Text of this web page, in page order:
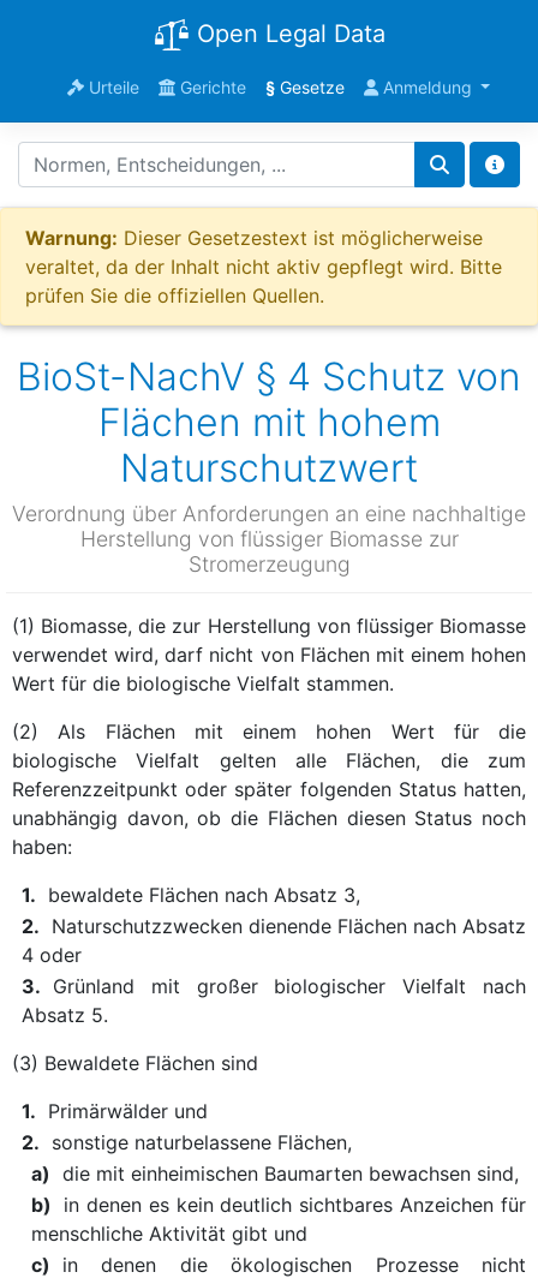
Open Legal Data
Urteile Gerichte §Gesetze Anmeldung
Warnung: Dieser Gesetzestext ist möglicherweise
veraltet, da der Inhalt nicht aktiv gepflegt wird. Bitte
prüfen Sie die offiziellen Quellen.
BioSt-NachV § 4 Schutz von
Flächen mit hohem
Naturschutzwert
Verordnung über Anforderungen an eine nachhaltige
Herstellung von flüssiger Biomasse zur
Stromerzeugung
(1) Biomasse, die zur Herstellung von flüssiger Biomasse
verwendet wird, darf nicht von Flächen mit einem hohen
Wert für die biologische Vielfalt stammen.
(2) Als Flächen mit einem hohen Wert für die
biologische Vielfalt gelten alle Flächen, die zum
Referenzzeitpunkt oder später folgenden Status hatten,
unabhängig davon, ob die Flächen diesen Status noch
haben:
1. bewaldete Flächen nach Absatz 3,
2. Naturschutzzwecken dienende Flächen nach Absatz
4 oder
3. Grünland mit großer biologischer Vielfalt nach
Absatz 5.
(3) Bewaldete Flächen sind
1. Primärwälder und
2. sonstige naturbelassene Flächen,
a) die mit einheimischen Baumarten bewachsen sind,
b)
in denen es kein deutlich sichtbares Anzeichen für
menschliche Aktivität gibt und
c)
in denen die ökologischen Prozesse nicht